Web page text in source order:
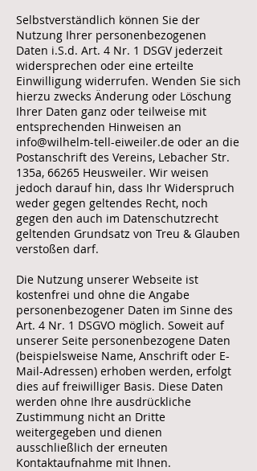
Selbstverständlich können Sie der
Nutzung Ihrer personenbezogenen
Daten i.S.d. Art. 4 Nr. 1 DSGV jederzeit
widersprechen oder eine erteilte
Einwilligung widerrufen. Wenden Sie sich
hierzu zwecks Änderung oder Löschung
Ihrer Daten ganz oder teilweise mit
entsprechenden Hinweisen an
info@wilhelm-tell-eiweiler.de oder an die
Postanschrift des Vereins, Lebacher Str.
135a, 66265 Heusweiler. Wir weisen
jedoch darauf hin, dass Ihr Widerspruch
weder gegen geltendes Recht, noch
gegen den auch im Datenschutzrecht
geltenden Grundsatz von Treu & Glauben
verstoßen darf.
Die Nutzung unserer Webseite ist
kostenfrei und ohne die Angabe
personenbezogener Daten im Sinne des
Art. 4 Nr. 1 DSGVO möglich. Soweit auf
unserer Seite personenbezogene Daten
(beispielsweise Name, Anschrift oder E-
Mail-Adressen) erhoben werden, erfolgt
dies auf freiwilliger Basis. Diese Daten
werden ohne Ihre ausdrückliche
Zustimmung nicht an Dritte
weitergegeben und dienen
ausschließlich der erneuten
Kontaktaufnahme mit Ihnen.